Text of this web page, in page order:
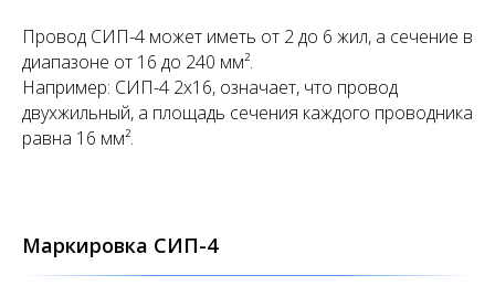
Провод СИП-4 может иметь от 2 до 6 жил, а сечение в
диапазоне от 16 до 240 мм².
Например: СИП-4 2х16, означает, что провод
двухжильный, а площадь сечения каждого проводника
равна 16 мм².
Маркировка СИП-4